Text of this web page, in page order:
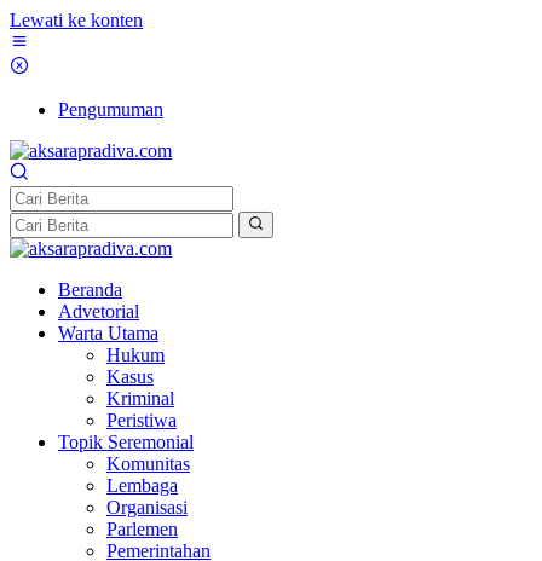
Lewati ke konten
Pengumuman
Beranda
Advetorial
Warta Utama
Hukum
Kasus
Kriminal
Peristiwa
Topik Seremonial
Komunitas
Lembaga
Organisasi
Parlemen
Pemerintahan